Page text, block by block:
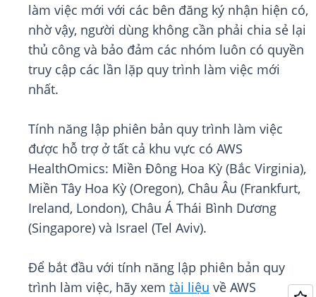
làm việc mới với các bên đăng ký nhận hiện có,
nhờ vậy, người dùng không cần phải chia sẻ lại
thủ công và bảo đảm các nhóm luôn có quyền
truy cập các lần lặp quy trình làm việc mới
nhất.
Tính năng lập phiên bản quy trình làm việc
được hỗ trợ ở tất cả khu vực có AWS
HealthOmics: Miền Đông Hoa Kỳ (Bắc Virginia),
Miền Tây Hoa Kỳ (Oregon), Châu Âu (Frankfurt,
Ireland, London), Châu Á Thái Bình Dương
(Singapore) và Israel (Tel Aviv).
Để bắt đầu với tính năng lập phiên bản quy
trình làm việc, hãy xem tài liệu về AWS